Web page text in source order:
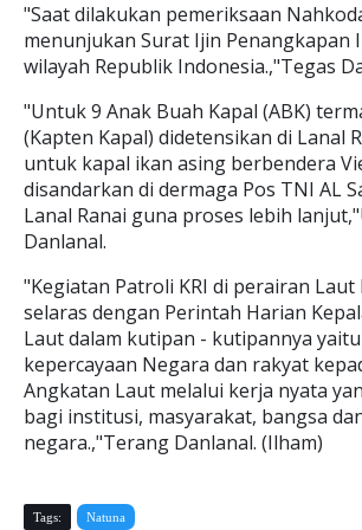
"Saat dilakukan pemeriksaan
menunjukan Surat Ijin Penangkapan
wilayah Republik Indonesia.,"Tegas
"Untuk 9 Anak Buah Kapal (ABK)
(Kapten Kapal) didetensikan di Lanal
untuk kapal ikan asing berbendera
disandarkan di dermaga Pos TNI AL
Lanal Ranai guna proses lebih
Danlanal.
"Kegiatan Patroli KRI di perairan
selaras dengan Perintah Harian
Laut dalam kutipan - kutipannya yaitu
kepercayaan Negara dan rakyat
Angkatan Laut melalui kerja nyata
bagi institusi, masyarakat, bangsa
negara.,"Terang Danlanal. (Ilham)
Tags: Natuna